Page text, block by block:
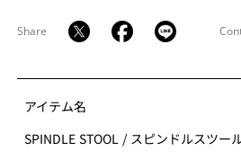
Share
アイテム名
SPINDLE STOOL / スピンドルスツー